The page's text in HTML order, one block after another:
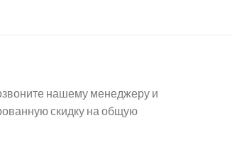
нашему менеджеру и
скидку на общую